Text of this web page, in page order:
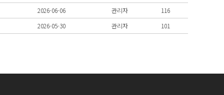
2026-06-06 관리자
116
2026-05-30 관리자 101